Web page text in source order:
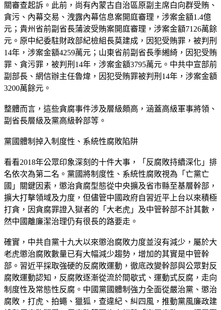
關審查起訴。此前，尚有內蒙古自治區原副主席白向群受賄、
貪污、內幕交易、洩露內幕信息案開庭審理，涉案金額1.4億
元；貴州省前副省長蒲波受賄案開庭審理，涉案金額7126萬餘
元。原中紀委駐財政部紀檢組長莫建成，因犯受賄罪，被判刑
14年，涉案金額4259萬元；山東省前副省長季緗綺，因犯受賄
罪、貪污罪，被判刑14年，涉案金額3795萬元。中共中宣部前
副部長、網信辦主任魯煒，因犯受賄罪被判刑14年，涉案金額
3200萬餘元。
整體而言，這些貪腐事件涉及層級頗高，涵蓋高級軍事將領、
副省長層級及黨高級幹部等。
黨國體制掉入制度性、系統性腐敗陷阱
看看2018年公眾印象深刻的十件大事，「反腐敗持續深化」排
名依次為第二名。黨國將制度性、系統性腐敗視為「亡黨亡
國」關鍵因素，懲治貪腐型態從中央擴及省市縣至基層幹部，
擴大打擊領域及力度，但儘管中國政府自習近平上台以來積極
打貪，因貪腐罪證入獄者的「大老虎」及中管幹部不計其數，
然中國離廉潔治理仍有很長的路要走。
確實，中共自黨十九大以來懲治腐敗力度並沒有減少，屬於大
老虎懲治腐敗數量已有大幅減少趨勢，增加的其實是中管幹
部。習近平採取強硬的反腐敗運動，徹底改變幹部與公眾對反
腐敗運動認知，反腐敗逐漸從流於間歇式、運動式反腐，走向
制度性及常態性反腐。中國黨國體制強力全面從嚴治黨、懲治
腐敗，打虎、拍蠅、獵狐，查違紀、糾四風，推動黨風廉政建